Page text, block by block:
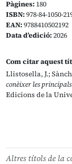
Pàgines: 180
ISBN:978-84-1050-
EAN:9788410502192
Data d’edició:2026
Com citar aquest
Llistosella, J.;
conèixer les
Edicions de la
Altres títols de la